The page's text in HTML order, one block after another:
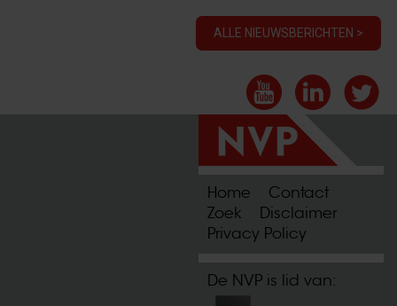
ALLE NIEUWSBERICHTEN >
Home
Contact
Zoek
Disclaimer
Privacy Policy
De NVP is lid van: